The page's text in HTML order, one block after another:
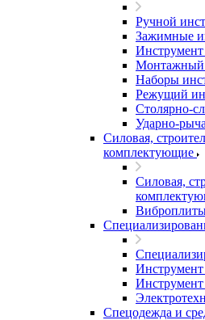
Ручной
Зажимные
Монтажный
Наборы
Режущий
Столярно-
Ударно-
Силовая,
комплектующие
Силовая,
Инструмент
Инструмент
Спецодежда и